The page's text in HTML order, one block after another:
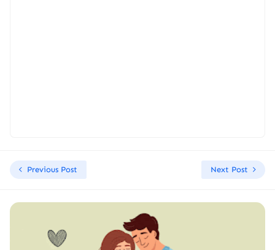
Previous Post Next Post